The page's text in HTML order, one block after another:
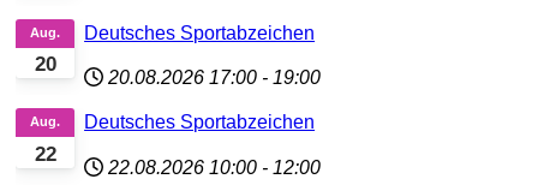
20
Aug. Deutsches Sportabzeichen
20.08.2026 17:00 - 19:00
22
Aug. Deutsches Sportabzeichen
22.08.2026 10:00 - 12:00